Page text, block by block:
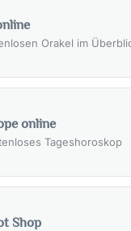
„Der Narr“
was der Weise
ist das wohl
– Soren
man Risiken
man kann auch
hat man schon
Orakel im
online
Tageshoroskop
Shop